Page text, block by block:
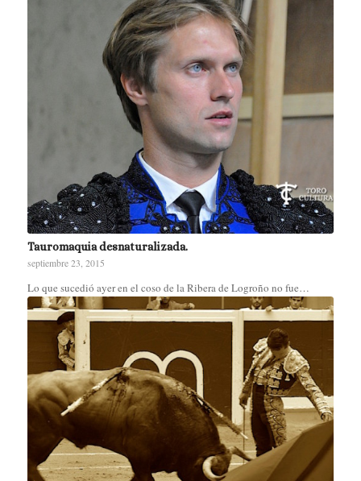
Tauromaquia desnaturalizada.
septiembre 23, 2015
Lo que sucedió ayer en el coso de la Ribera de Logroño no fue…